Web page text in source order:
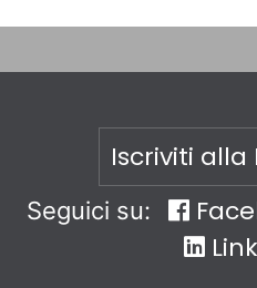
Iscriviti alla
Seguici su: